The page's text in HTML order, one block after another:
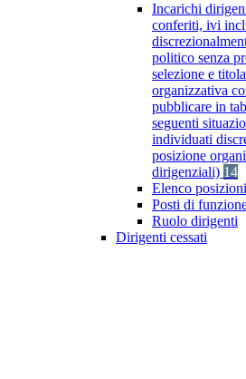
Incarichi
conferiti, ivi
politico senza
selezione e
organizzativa
pubblicare in
seguenti
individuati
posizione
dirigenziali) 14
Elenco
Posti di
Ruolo dirigenti
Dirigenti cessati